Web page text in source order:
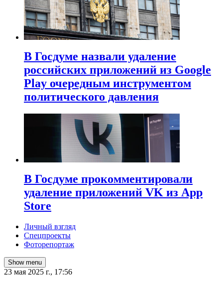
В Госдуме назвали удаление
российских приложений из Google
Play очередным инструментом
политического давления
В Госдуме прокомментировали
удаление приложений VK из App
Store
Личный взгляд
Спецпроекты
Фоторепортаж
Show menu
23 мая 2025 г., 17:56